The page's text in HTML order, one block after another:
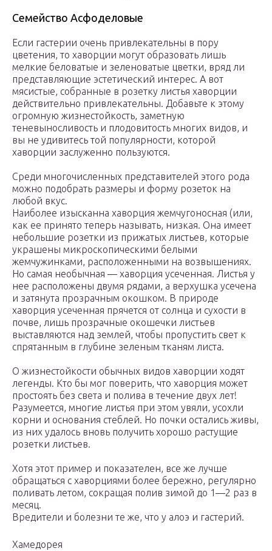
Семейство Асфоделовые
Если гастерии очень привлекательны в пору
цветения, то хаворции мо­гут образовать лишь
мелкие беловатые и зеленоватые цветки, вряд ли
пред­ставляющие эстетический интерес. А вот
мясистые, собранные в розетку листья хаворции
действительно привлекательны. Добавьте к этому
огром­ную жизнестойкость, заметную
теневыносливость и плодовитость многих видов, и
вы не удивитесь той популярности, которой
хаворции заслуженно пользуются.
Среди многочисленных представителей этого рода
можно подобрать размеры и форму розеток на
любой вкус.
Наиболее изысканна хаворция жемчугоносная (или,
как ее принято те­перь называть, низкая. Она имеет
небольшие розетки из прижатых листьев, которые
украшены микроскопическими белыми
жемчужинками, расположенными на возвы­шениях.
Но самая необычная — хаворция усеченная. Ли­стья у
нее расположены двумя рядами, а верхушка усечена
и затянута про­зрачным окошком. В природе
хаворция усеченная прячется от солнца и сухости в
почве, лишь прозрачные окошечки листьев
выставляются над землей, чтобы пропустить свет к
спрятанным в глубине зеленым тканям листа.
О жизнестойкости обычных видов хаворции ходят
легенды. Кто бы мог поверить, что хаворция может
простоять без света и полива в течение двух лет!
Разумеется, многие листья при этом увяли, усохли
корни и основания стеблей. Но почки остались живы,
из них удалось вновь получить хорошо растущие
розетки листьев.
Хотя этот пример и показателен, все же лучше
обращаться с хаворциями более бережно, регулярно
поливать летом, сокращая полив зимой до 1—2 раз в
месяц.
Вредители и болезни те же, что у алоэ и гастерий.
Хамедорея